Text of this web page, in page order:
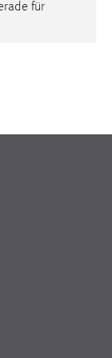
für